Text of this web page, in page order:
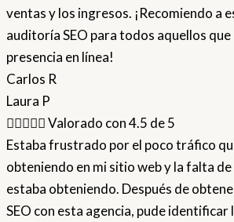
ventas y los ingresos. ¡Recomiendo a
auditoría SEO para todos aquellos que
presencia en línea!
Carlos R
Laura P
Valorado con 4.5 de 5
Estaba frustrado por el poco tráfico
obteniendo en mi sitio web y la falta
estaba obteniendo. Después de
SEO con esta agencia, pude identificar